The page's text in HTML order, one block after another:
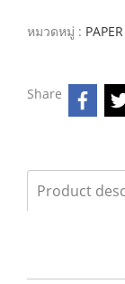
หมวดหมู่ : PAPER
Share
Product